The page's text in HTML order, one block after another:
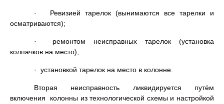
· Ревизией тарелок (вынимаются все тарелки и
осматриваются);
· ремонтом неисправных тарелок (установка
колпачков на место);
· установкой тарелок на место в колонне.
Вторая неисправность ликвидируется путём
включения колонны из технологической схемы и настройкой